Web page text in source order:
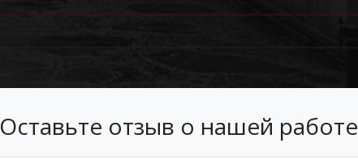
Оставьте отзыв о нашей работе